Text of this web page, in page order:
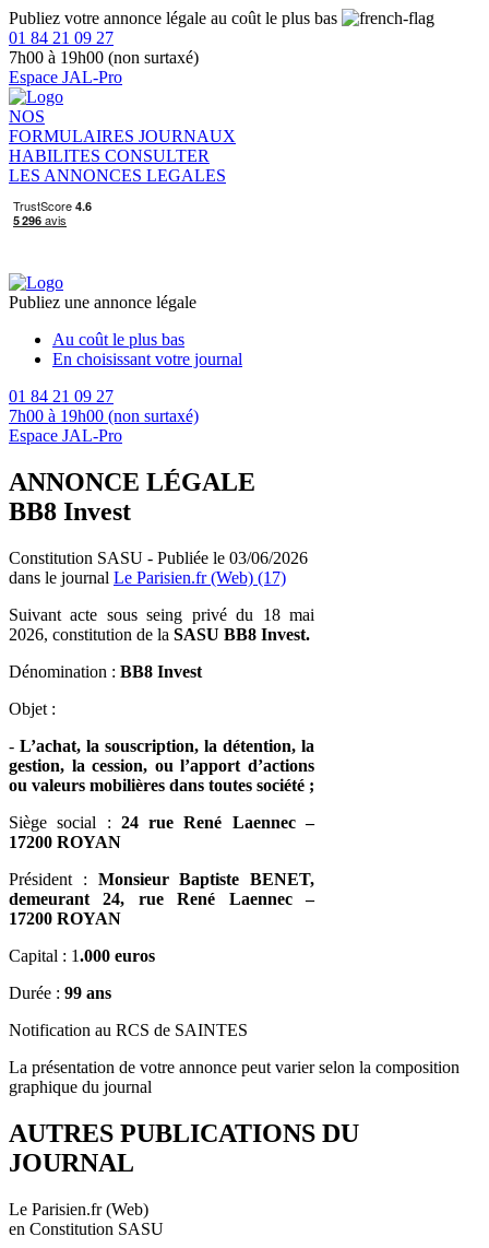
Publiez votre annonce légale au coût le plus bas
01 84 21 09 27
7h00 à 19h00 (non surtaxé)
Espace JAL-Pro
NOS
FORMULAIRES JOURNAUX
HABILITES CONSULTER
LES ANNONCES LEGALES
Publiez une annonce légale
Au coût le plus bas
En choisissant votre journal
01 84 21 09 27
7h00 à 19h00 (non surtaxé)
Espace JAL-Pro
ANNONCE LÉGALE
BB8 Invest
Constitution SASU - Publiée le 03/06/2026
dans le journal Le Parisien.fr (Web) (17)
Suivant acte sous seing privé du 18 mai
2026, constitution de la SASU BB8 Invest.
Dénomination : BB8 Invest
Objet :
- L’achat, la souscription, la détention, la
gestion, la cession, ou l’apport d’actions
ou valeurs mobilières dans toutes société ;
Siège social : 24 rue René Laennec –
17200 ROYAN
Président : Monsieur Baptiste BENET,
demeurant 24, rue René Laennec –
17200 ROYAN
Capital : 1.000 euros
Durée : 99 ans
Notification au RCS de SAINTES
La présentation de votre annonce peut varier selon la composition
graphique du journal
AUTRES PUBLICATIONS DU
JOURNAL
Le Parisien.fr (Web)
en Constitution SASU